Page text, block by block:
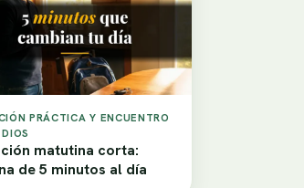
PRÁCTICA Y ENCUENTRO
matutina corta:
de 5 minutos al día